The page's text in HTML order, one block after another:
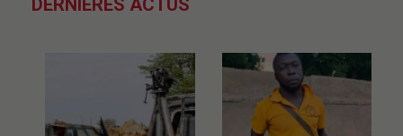
DERNIÈRES ACTUS